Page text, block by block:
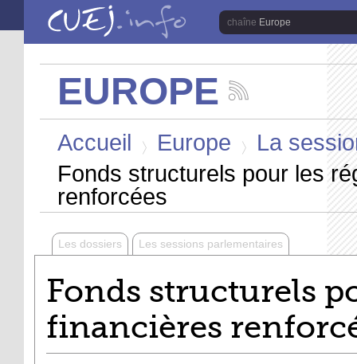
Aller au contenu principal
Europe
EUROPE
les
de
la
Europe
Accueil Europe
La
Fonds structurels pour les
renforcées
Les dossiers Les sessions parlementaires
Fonds structurels
financières